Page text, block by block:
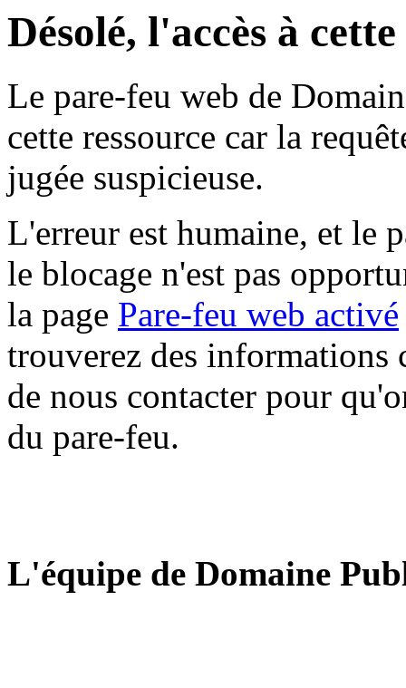
Désolé, l'accès à
Le pare-feu web de
cette ressource car la
jugée suspicieuse.
L'erreur est humaine, et le
le blocage n'est pas
la page Pare-feu web activé
trouverez des informations
de nous contacter pour
du pare-feu.
L'équipe de Domaine